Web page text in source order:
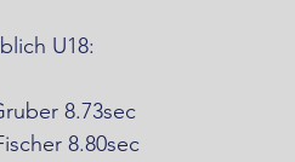
U18:
8.73sec
8.80sec